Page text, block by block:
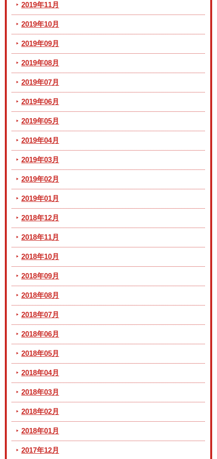
2019年11月
2019年10月
2019年09月
2019年08月
2019年07月
2019年06月
2019年05月
2019年04月
2019年03月
2019年02月
2019年01月
2018年12月
2018年11月
2018年10月
2018年09月
2018年08月
2018年07月
2018年06月
2018年05月
2018年04月
2018年03月
2018年02月
2018年01月
2017年12月